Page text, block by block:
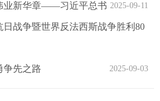
2025-09-11
业新华章——习近平总书
战争暨世界反法西斯战争胜利80
2025-09-03
争先之路